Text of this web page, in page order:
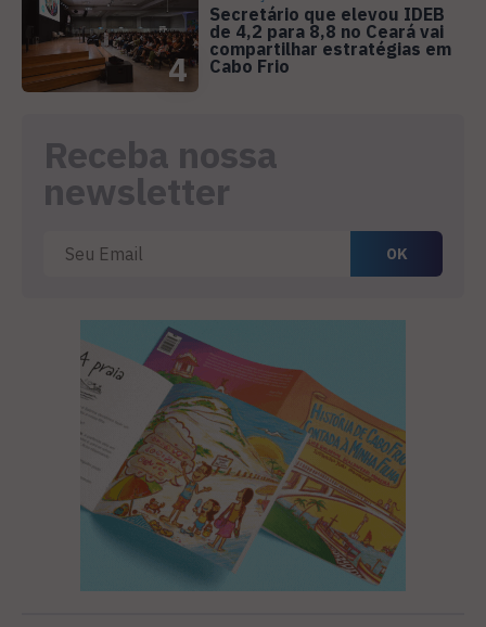
4
Secretário que elevou IDEB
de 4,2 para 8,8 no Ceará vai
compartilhar estratégias em
Cabo Frio
Receba nossa
newsletter